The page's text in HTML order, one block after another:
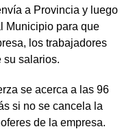
a Provincia y luego
Municipio para que
los trabajadores
su salarios.
se acerca a las 96
si no se cancela la
de la empresa.